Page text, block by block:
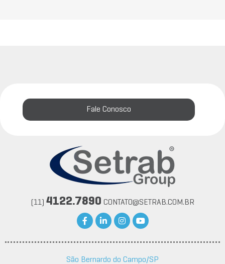
(11) 4122.7890 CONTATO@SETRAB.COM.BR
São Bernardo do Campo/SP
Fale Conosco